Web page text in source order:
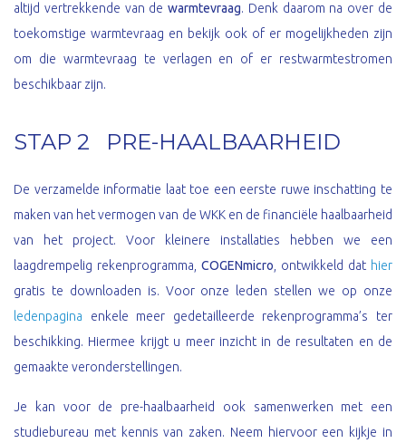
altijd vertrekkende van dewarmtevraag. Denk daarom na over de
toekomstige warmtevraag en bekijk ook of er mogelijkheden zijn
om die warmtevraag te verlagen en of er rest­warmte­stromen
beschikbaar zijn.
STAP 2 PRE-HAALBAARHEID
De verzamelde informatie laat toe een eerste ruwe inschatting te
maken van het vermogen van de WKK en de financiële haalbaarheid
van het project. Voor kleinere installaties hebben we een
laagdrempelig rekenprogramma, COGENmicro , ontwikkeld dat hier
gratis te downloaden is. Voor onze leden stellen we op onze
ledenpagina enkele meer gedetailleerde rekenprogramma’s ter
beschikking. Hiermee krijgt u meer inzicht in de resultaten en de
gemaakte veronderstellingen.
Je kan voor de pre-haalbaarheid ook samenwerken met een
studiebureau met kennis van zaken. Neem hiervoor een kijkje in